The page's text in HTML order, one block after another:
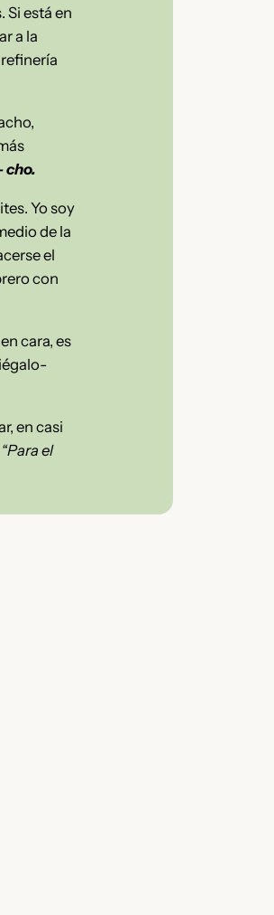
Si está en
a la
cho.
Yo soy
de la
el
con
cara, es
en casi
“Para el